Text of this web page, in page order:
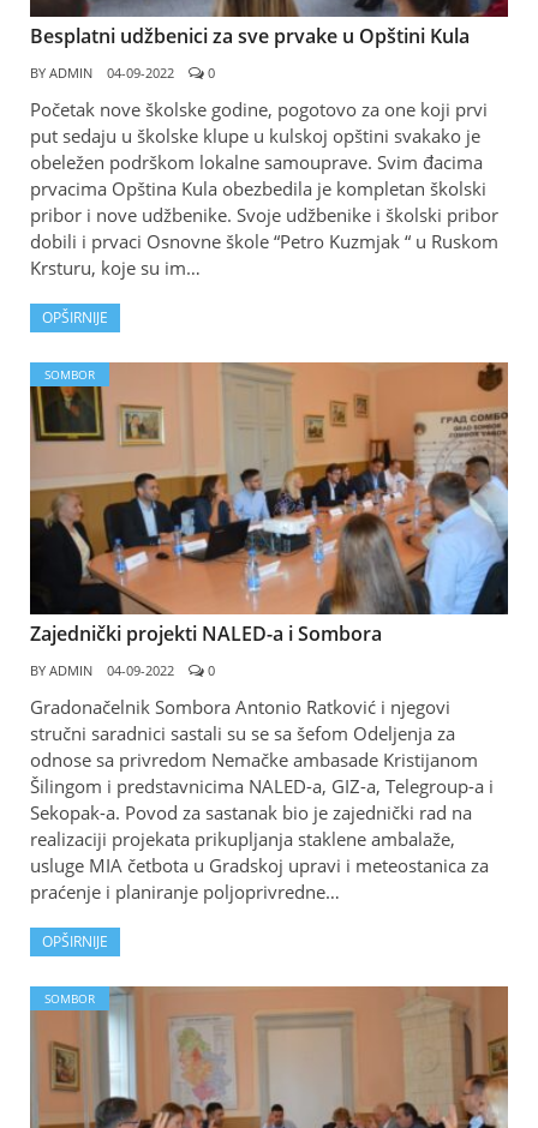
Besplatni udžbenici za sve prvake u Opštini Kula
BY ADMIN 04-09-2022 0
Početak nove školske godine, pogotovo za one koji prvi
put sedaju u školske klupe u kulskoj opštini svakako je
obeležen podrškom lokalne samouprave. Svim đacima
prvacima Opština Kula obezbedila je kompletan školski
pribor i nove udžbenike. Svoje udžbenike i školski pribor
dobili i prvaci Osnovne škole “Petro Kuzmjak “ u Ruskom
Krsturu, koje su im…
OPŠIRNIJE
SOMBOR
Zajednički projekti NALED-a i Sombora
BY ADMIN 04-09-2022 0
Gradonačelnik Sombora Antonio Ratković i njegovi
stručni saradnici sastali su se sa šefom Odeljenja za
odnose sa privredom Nemačke ambasade Kristijanom
Šilingom i predstavnicima NALED-a, GIZ-a, Telegroup-a i
Sekopak-a. Povod za sastanak bio je zajednički rad na
realizaciji projekata prikupljanja staklene ambalaže,
usluge MIA četbota u Gradskoj upravi i meteostanica za
praćenje i planiranje poljoprivredne…
OPŠIRNIJE
SOMBOR